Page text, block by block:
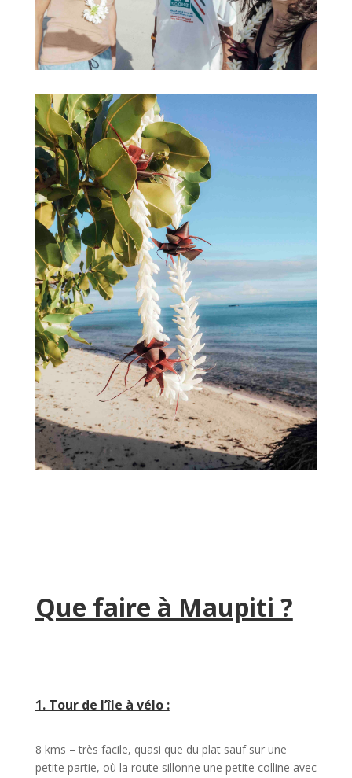
Que faire à Maupiti ?
1. Tour de l’île à vélo :
8 kms – très facile, quasi que du plat sauf sur une
petite partie, où la route sillonne une petite colline avec